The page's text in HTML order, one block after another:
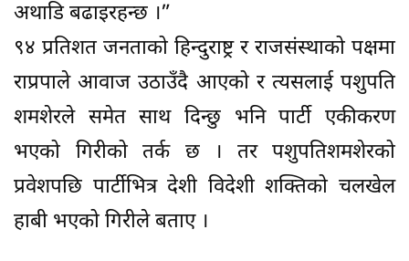
अथाडि बढाइरहन्छ ।”
९४ प्रतिशत जनताको हिन्दुराष्ट्र र राजसंस्थाको पक्षमा
राप्रपाले आवाज उठाउँदै आएको र त्यसलाई पशुपति
शमशेरले समेत साथ दिन्छु भनि पार्टी एकीकरण
भएको गिरीको तर्क छ । तर पशुपतिशमशेरको
प्रवेशपछि पार्टीभित्र देशी विदेशी शक्तिको चलखेल
हाबी भएको गिरीले बताए ।